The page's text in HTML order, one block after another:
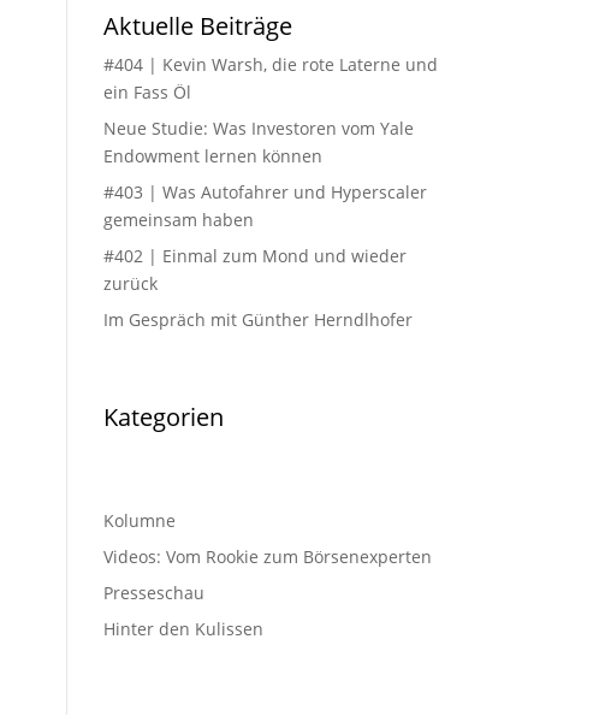
Aktuelle Beiträge
#404 | Kevin Warsh, die rote Laterne und
ein Fass Öl
Neue Studie: Was Investoren vom Yale
Endowment lernen können
#403 | Was Autofahrer und Hyperscaler
gemeinsam haben
#402 | Einmal zum Mond und wieder
zurück
Im Gespräch mit Günther Herndlhofer
Kategorien
Kolumne
Videos: Vom Rookie zum Börsenexperten
Presseschau
Hinter den Kulissen